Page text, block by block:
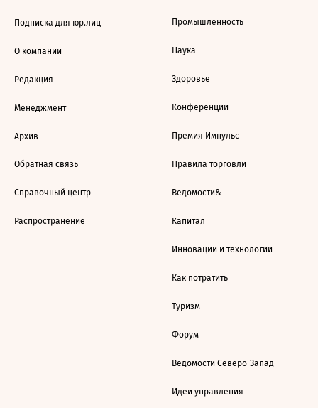
Подписка для юр.лиц
О компании
Редакция
Менеджмент
Архив
Обратная связь
Справочный центр
Распространение
Промышленность
Наука
Здоровье
Конференции
Премия Импульс
Правила торговли
Ведомости&
Капитал
Инновации и технологии
Как потратить
Туризм
Форум
Ведомости Северо-Запад
Идеи управления